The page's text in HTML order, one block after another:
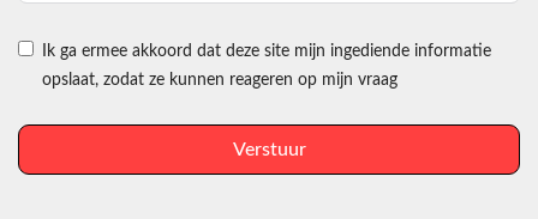
Ik ga ermee akkoord dat deze site mijn ingediende informatie
opslaat, zodat ze kunnen reageren op mijn vraag
Verstuur